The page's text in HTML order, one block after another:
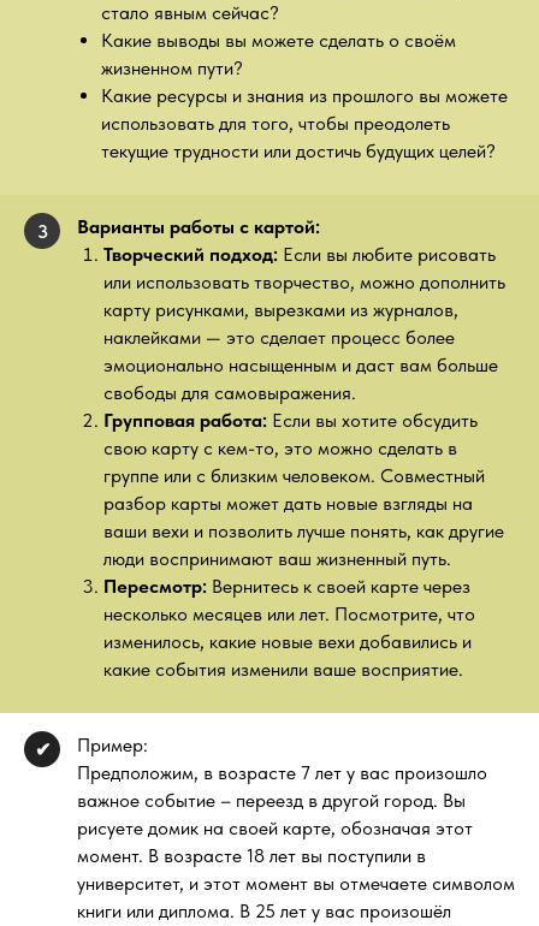
стало явным сейчас?
Какие выводы вы можете сделать о своём
жизненном пути?
Какие ресурсы и знания из прошлого вы можете
использовать для того, чтобы преодолеть
текущие трудности или достичь будущих целей?
3
Варианты работы с картой:
Творческий подход: Если вы любите рисовать
или использовать творчество, можно дополнить
карту рисунками, вырезками из журналов,
наклейками — это сделает процесс более
эмоционально насыщенным и даст вам больше
свободы для самовыражения.
Групповая работа: Если вы хотите обсудить
свою карту с кем-то, это можно сделать в
группе или с близким человеком. Совместный
разбор карты может дать новые взгляды на
ваши вехи и позволить лучше понять, как другие
люди воспринимают ваш жизненный путь.
Пересмотр: Вернитесь к своей карте через
несколько месяцев или лет. Посмотрите, что
изменилось, какие новые вехи добавились и
какие события изменили ваше восприятие.
✔
Пример:
Предположим, в возрасте 7 лет у вас произошло
важное событие – переезд в другой город. Вы
рисуете домик на своей карте, обозначая этот
момент. В возрасте 18 лет вы поступили в
университет, и этот момент вы отмечаете символом
книги или диплома. В 25 лет у вас произошёл